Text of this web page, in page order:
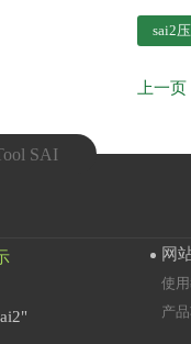
sai2
上一
SAI
网
使
产